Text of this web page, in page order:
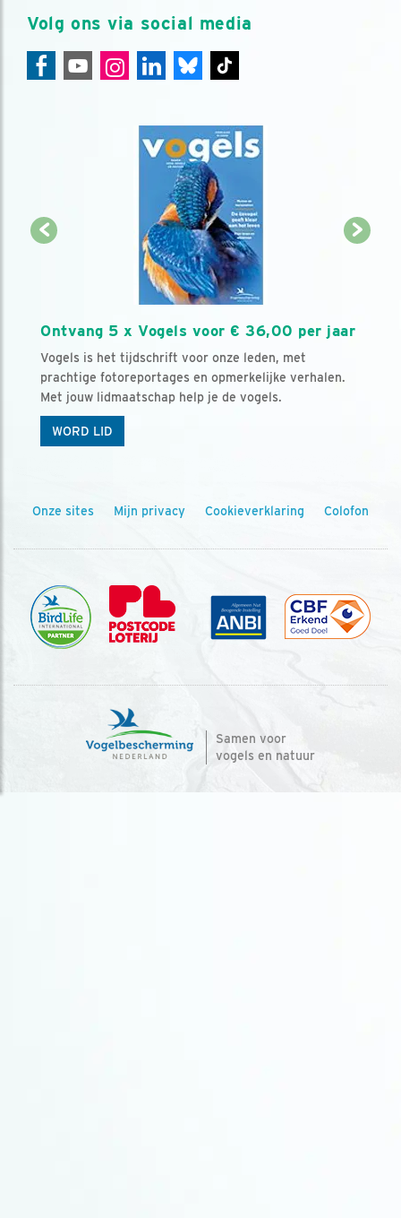
Volg ons via social media
Ontvang 5 x Vogels voor € 36,00 per jaar
Vogels is het tijdschrift voor onze leden, met
prachtige fotoreportages en opmerkelijke verhalen.
Met jouw lidmaatschap help je de vogels.
WORD LID
Onze sites Mijn privacy Cookieverklaring Colofon
Samen voor
vogels en natuur